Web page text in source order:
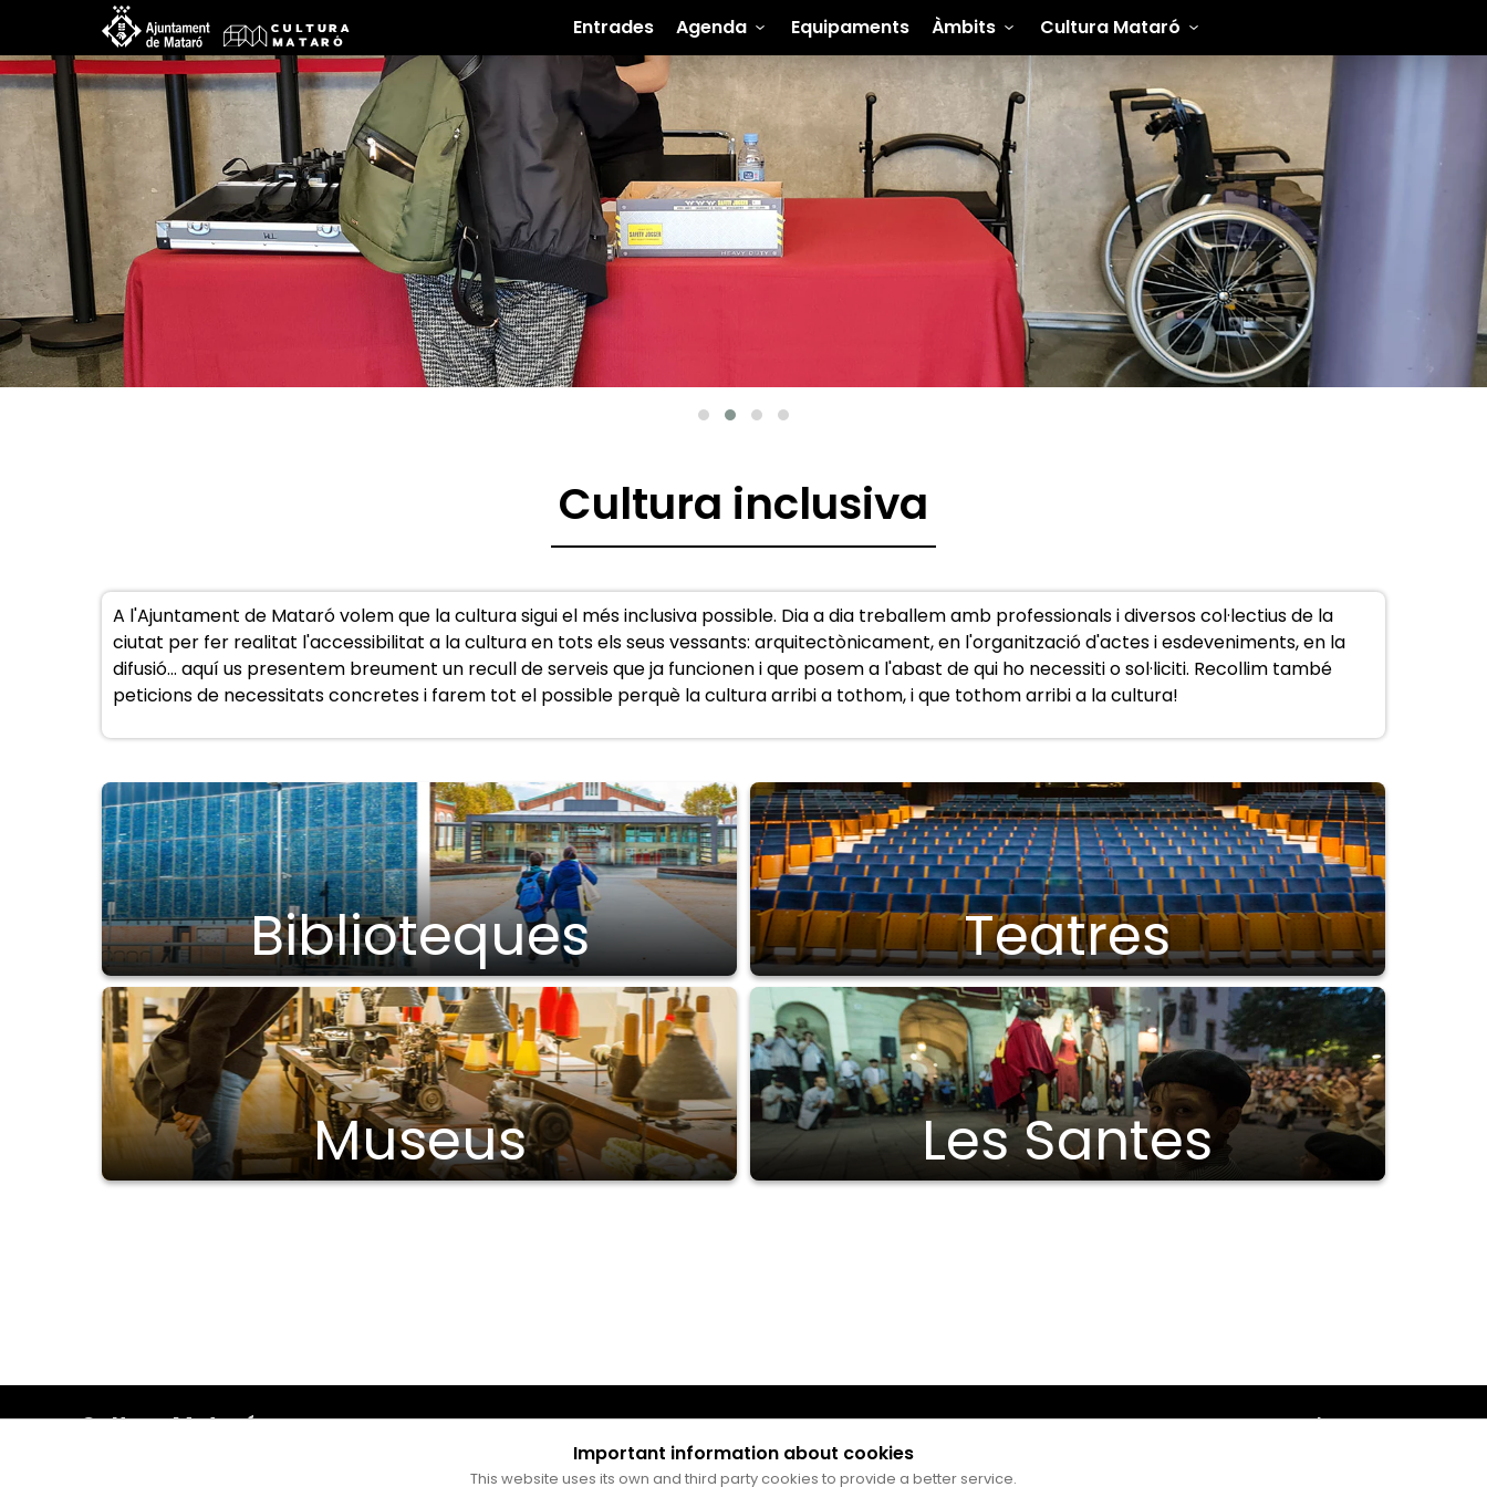
Entrades Agenda Equipaments Àmbits Cultura Mataró
Cultura inclusiva
A l'Ajuntament de Mataró volem que la cultura sigui el més inclusiva possible. Dia a dia treballem amb professionals i diversos col·lectius de la
ciutat per fer realitat l'accessibilitat a la cultura en tots els seus vessants: arquitectònicament, en l'organització d'actes i esdeveniments, en la
difusió... aquí us presentem breument un recull de serveis que ja funcionen i que posem a l'abast de qui ho necessiti o sol·liciti. Recollim també
peticions de necessitats concretes i farem tot el possible perquè la cultura arribi a tothom, i que tothom arribi a la cultura!
Biblioteques Teatres
Museus Les Santes
Cultura Mataró Amb el suport
Important information about cookies
This website uses its own and third party cookies to provide a better service.